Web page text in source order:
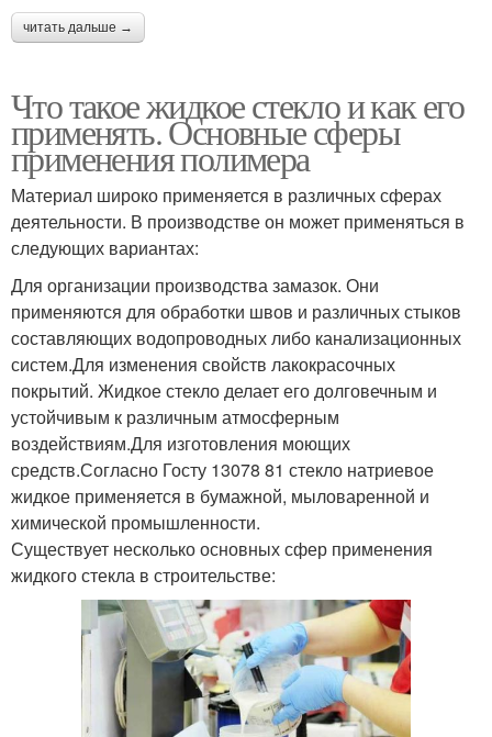
читать дальше →
Что такое жидкое стекло и как его
применять. Основные сферы
применения полимера
Материал широко применяется в различных сферах
деятельности. В производстве он может применяться в
следующих вариантах:
Для организации производства замазок. Они
применяются для обработки швов и различных стыков
составляющих водопроводных либо канализационных
систем.Для изменения свойств лакокрасочных
покрытий. Жидкое стекло делает его долговечным и
устойчивым к различным атмосферным
воздействиям.Для изготовления моющих
средств.Согласно Госту 13078 81 стекло натриевое
жидкое применяется в бумажной, мыловаренной и
химической промышленности.
Существует несколько основных сфер применения
жидкого стекла в строительстве: